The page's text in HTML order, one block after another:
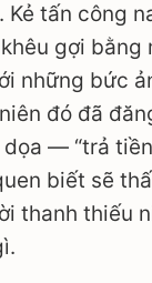
Kẻ tấn công
gợi bằng
những bức
đó đã
— “trả
biết sẽ
thanh thiếu